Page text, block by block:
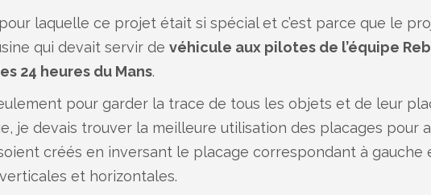
laquelle ce projet était si spécial et c’est parce que le
qui devait servir de véhicule aux pilotes de l’équipe
24 heures du Mans.
pour garder la trace de tous les objets et de leur
je devais trouver la meilleure utilisation des placages pour
créés en inversant le placage correspondant à gauche
et horizontales.